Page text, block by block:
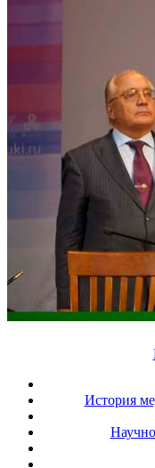
История